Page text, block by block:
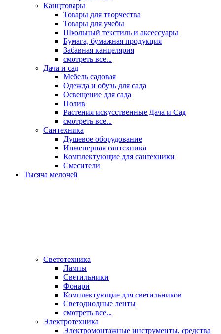
Канцтовары
Товары для творчества
Товары для учебы
Школьный текстиль и аксессуары
Бумага, бумажная продукция
Забавная канцелярия
смотреть все...
Дача и сад
Мебель садовая
Одежда и обувь для сада
Освещение для сада
Полив
Растения искусственные Дача и Сад
смотреть все...
Сантехника
Душевое оборудование
Инженерная сантехника
Комплектующие для сантехники
Смесители
Тысяча мелочей
Светотехника
Лампы
Светильники
Фонари
Комплектующие для светильников
Светодиодные ленты
смотреть все...
Электротехника
Электромонтажные инструменты, средства